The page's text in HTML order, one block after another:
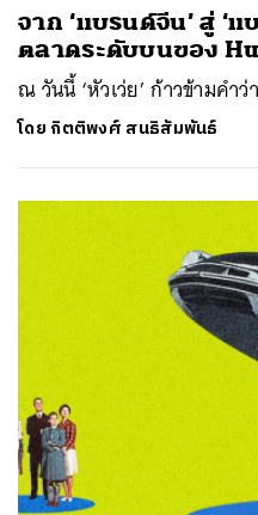
จาก ‘แบรนด์จีน’ สู่ ‘
ตลาดระดับบนของ
ณ วันนี้ ‘หัวเว่ย’ ก้าวข้ามคำ
โดย กิตติพงศ์ สนธิสัมพันธ์
ค้นหา